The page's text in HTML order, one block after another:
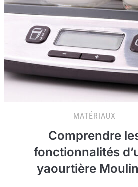
MATÉRIAUX
Comprendre
fonctionnalités
yaourtière